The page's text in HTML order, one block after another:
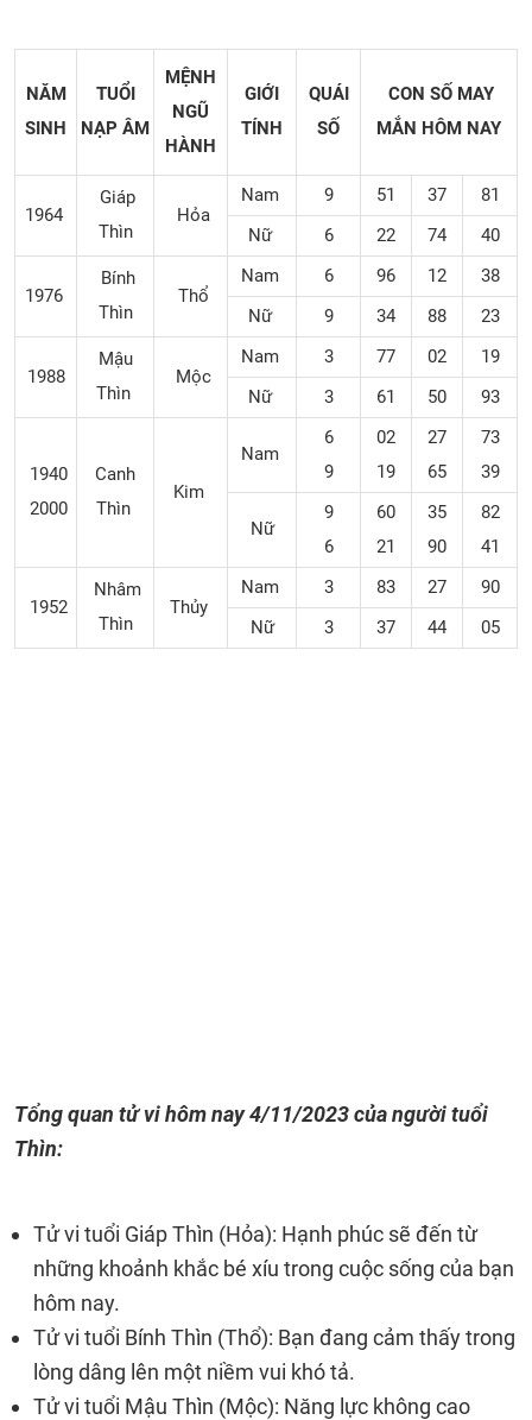
NĂM
SINH
TUỔI
NẠP ÂM
MỆNH
NGŨ
HÀNH
GIỚI
TÍNH
QUÁI
SỐ
CON SỐ MAY
MẮN HÔM NAY
1964
Giáp
Thìn
Hỏa
Nam 9 51 37
81
Nữ
6 22 74 40
1976
Bính
Thìn
Thổ
Nam 6 96 12
38
Nữ
9 34 88 23
1988
Mậu
Thìn
Mộc
Nam 3 77 02
19
Nữ
3 61 50 93
1940
2000
Canh
Thìn
Kim
Nam
6
9
02
19
27
65
73
39
Nữ
9
6
60
21
35
90
82
41
1952
Nhâm
Thìn
Thủy
Nam 3 83 27
90
Nữ
3 37 44 05
Tổng quan tử vi hôm nay4/11/2023của người tuổi
Thìn:
Tử vi tuổi Giáp Thìn (Hỏa): Hạnh phúc sẽ đến từ
những khoảnh khắc bé xíu trong cuộc sống của bạn
hôm nay.
Tử vi tuổi Bính Thìn (Thổ): Bạn đang cảm thấy trong
lòng dâng lên một niềm vui khó tả.
Tử vi tuổi Mậu Thìn (Mộc): Năng lực không cao